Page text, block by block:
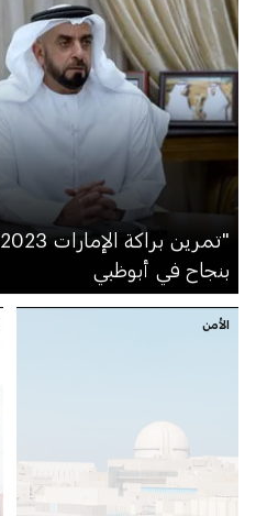
بنجاح في أبوظبي
الأمن